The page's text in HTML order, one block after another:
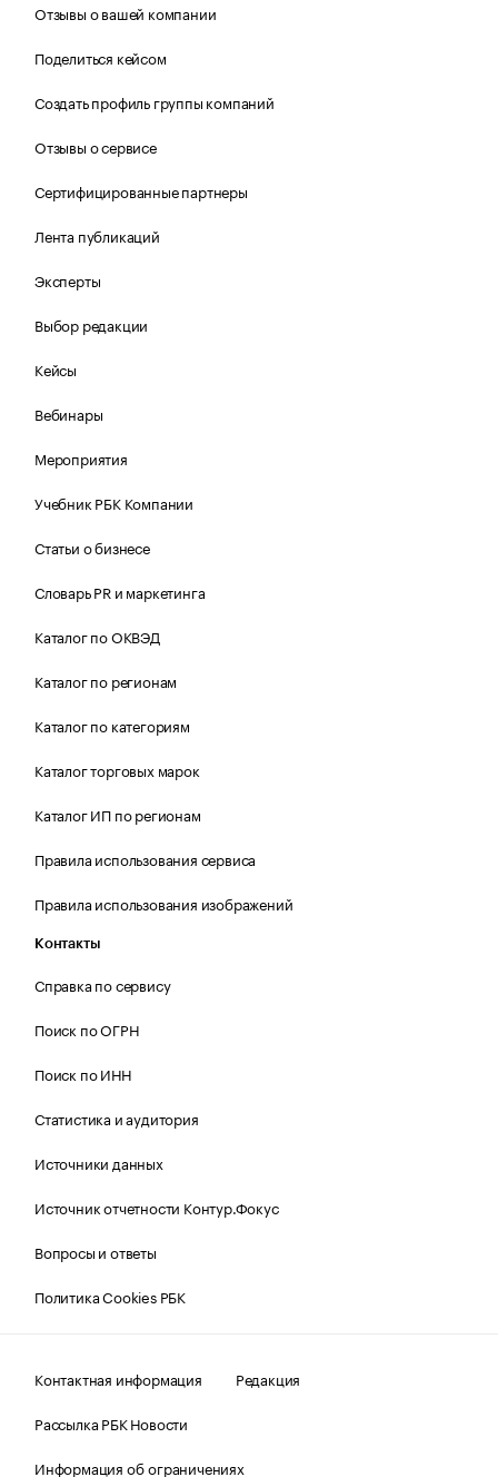
Отзывы о вашей компании
Поделиться кейсом
Создать профиль группы компаний
Отзывы о сервисе
Сертифицированные партнеры
Лента публикаций
Эксперты
Выбор редакции
Кейсы
Вебинары
Мероприятия
Учебник РБК Компании
Статьи о бизнесе
Словарь PR и маркетинга
Каталог по ОКВЭД
Каталог по регионам
Каталог по категориям
Каталог торговых марок
Каталог ИП по регионам
Правила использования сервиса
Правила использования изображений
Контакты
Справка по сервису
Поиск по ОГРН
Поиск по ИНН
Статистика и аудитория
Источники данных
Источник отчетности Контур.Фокус
Вопросы и ответы
Политика Cookies РБК
Контактная информация
Редакция
Рассылка РБК Новости
Информация об ограничениях